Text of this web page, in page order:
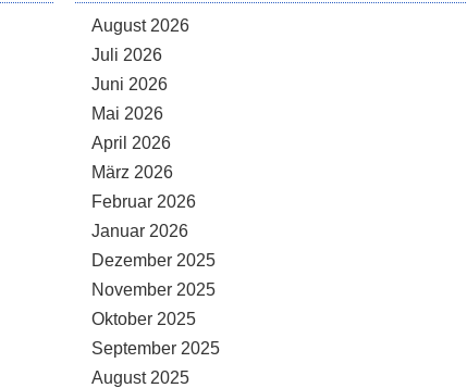
August 2026
Juli 2026
Juni 2026
Mai 2026
April 2026
März 2026
Februar 2026
Januar 2026
Dezember 2025
November 2025
Oktober 2025
September 2025
August 2025